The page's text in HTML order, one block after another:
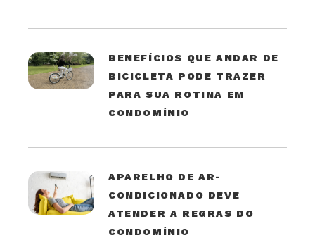
BENEFÍCIOS QUE ANDAR DE
BICICLETA PODE TRAZER
PARA SUA ROTINA EM
CONDOMÍNIO
APARELHO DE AR-
CONDICIONADO DEVE
ATENDER A REGRAS DO
CONDOMÍNIO